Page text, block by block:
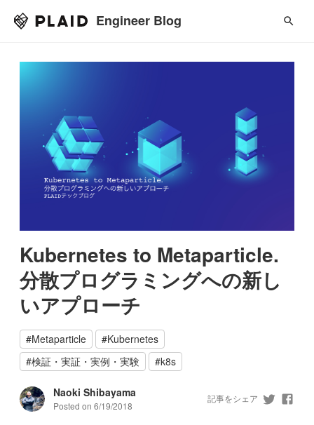
Engineer Blog
Kubernetes to Metaparticle.
分散プログラミングへの新し
いアプローチ
#Metaparticle #Kubernetes
#検証・実証・実例・実験 #k8s
Naoki Shibayama
Posted on 6/19/2018
記事をシェア